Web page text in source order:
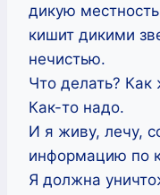
дикую
кишит дикими
нечистью.
Что делать? Как
Как-то надо.
И я живу, лечу,
информацию по
Я должна